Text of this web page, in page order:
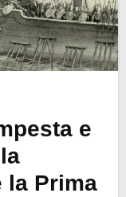
e
la Prima